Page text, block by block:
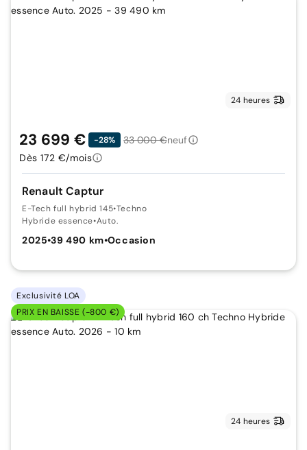
24 heures
Renault Captur
E-Tech full hybrid 145•Techno
Hybride essence•Auto.
2025•39 490 km•Occasion
23 699 € -28% 33 000 €neuf
Dès 172 €/mois
Exclusivité LOA
PRIX EN BAISSE (-800 €)
24 heures